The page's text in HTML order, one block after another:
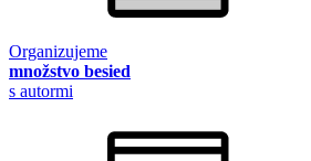
Organizujeme
množstvo besied
s autormi